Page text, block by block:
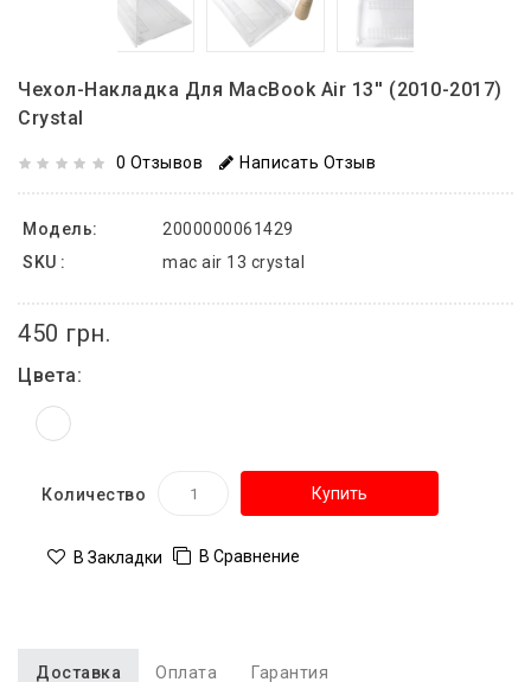
Чехол-Накладка Для MacBook Air 13'' (2010-2017)
Crystal
0 Отзывов Написать Отзыв
Модель:
2000000061429
SKU :
mac air 13 crystal
450 грн.
Цвета:
Количество Купить
В Закладки В Сравнение
Доставка Оплата Гарантия